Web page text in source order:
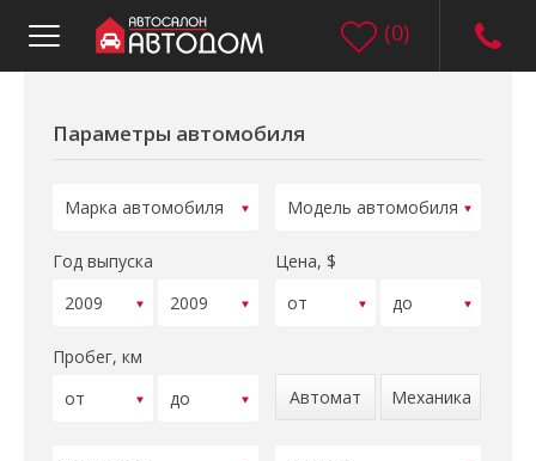
(0)
Параметры автомобиля
Год выпуска Цена, $
Пробег, км
Автомат
Механика